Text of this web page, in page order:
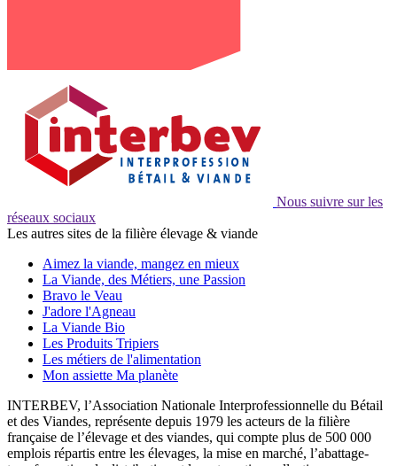
Nous suivre sur les
réseaux sociaux
Les autres sites de la filière élevage & viande
Aimez la viande, mangez en mieux
La Viande, des Métiers, une Passion
Bravo le Veau
J'adore l'Agneau
La Viande Bio
Les Produits Tripiers
Les métiers de l'alimentation
Mon assiette Ma planète
INTERBEV, l’Association Nationale Interprofessionnelle du Bétail
et des Viandes, représente depuis 1979 les acteurs de la filière
française de l’élevage et des viandes, qui compte plus de 500 000
emplois répartis entre les élevages, la mise en marché, l’abattage-